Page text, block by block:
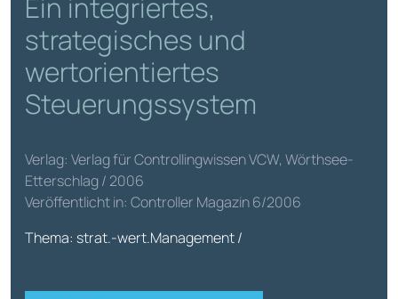
Ein integriertes,
strategisches und
wertorientiertes
Steuerungssystem
Verlag: Verlag für Controllingwissen VCW, Wörthsee-
Etterschlag / 2006
Veröffentlicht in: Controller Magazin 6/2006
Thema: strat.-wert.Management /